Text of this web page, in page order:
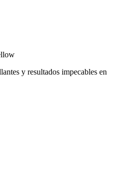
y resultados impecables en